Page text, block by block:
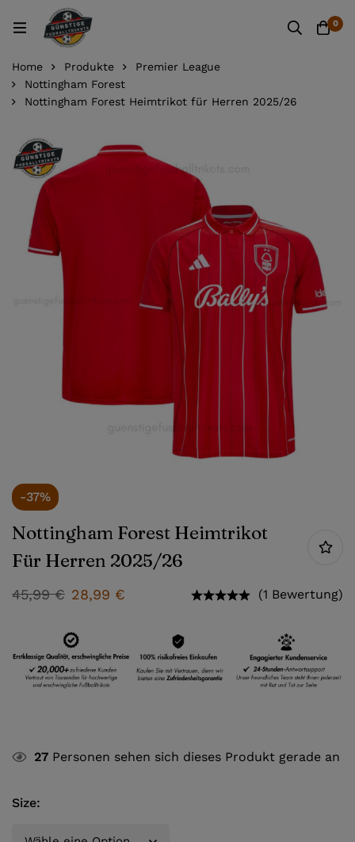
0
Home Produkte
Premier League
Nottingham Forest
Nottingham Forest Heimtrikot für Herren 2025/26
-37%
Nottingham Forest Heimtrikot
Für Herren 2025/26
45,99€ 28,99 € (1 Bewertung)
27 Personen sehen sich dieses Produkt gerade an
Size: